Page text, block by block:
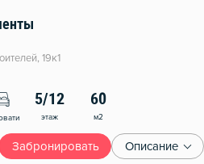
19к1
5/12
этаж
60
м2
Забронировать Описание